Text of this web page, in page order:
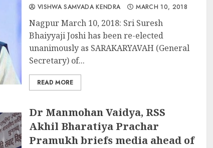
VISHWA SAMVADA KENDRA MARCH 10, 2018
Nagpur March 10, 2018: Sri Suresh
Bhaiyyaji Joshi has been re-elected
unanimously as SARAKARYAVAH (General
Secretary) of...
READ MORE
Dr Manmohan Vaidya, RSS
Akhil Bharatiya Prachar
Pramukh briefs media ahead of